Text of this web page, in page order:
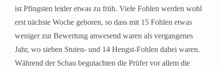
ist Pfingsten leider etwas zu früh. Viele Fohlen werden wohl
erst nächste Woche geboren, so dass mit 15 Fohlen etwas
weniger zur Bewertung anwesend waren als vergangenes
Jahr, wo sieben Stuten- und 14 Hengst-Fohlen dabei waren.
Während der Schau begutachten die Prüfer vor allem die